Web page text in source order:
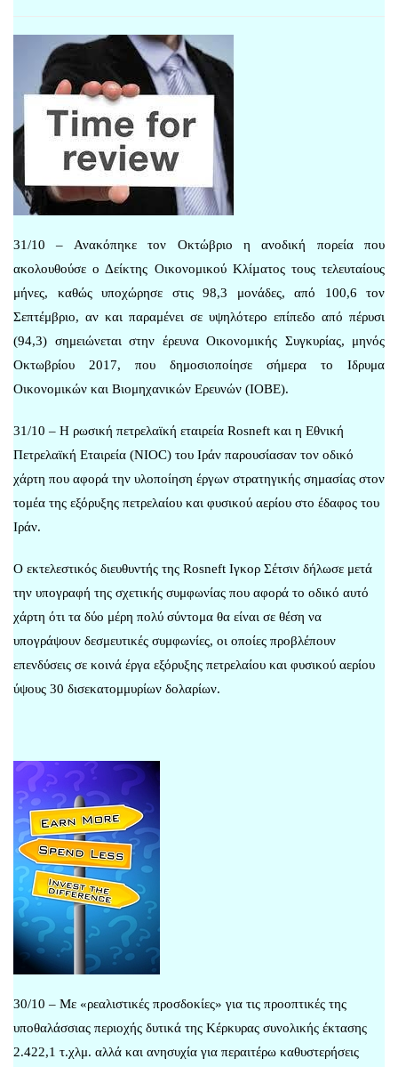
31/10 – Ανακόπηκε τον Οκτώβριο η ανοδική πορεία που
ακολουθούσε ο Δείκτης Οικονομικού Κλίµατος τους τελευταίους
μήνες, καθώς υποχώρησε στις 98,3 μονάδες, από 100,6 τον
Σεπτέμβριο, αν και παραμένει σε υψηλότερο επίπεδο από πέρυσι
(94,3) σημειώνεται στην έρευνα Οικονομικής Συγκυρίας, μηνός
Οκτωβρίου 2017, που δημοσιοποίησε σήμερα το Ιδρυμα
Οικονομικών και Βιομηχανικών Ερευνών (ΙΟΒΕ).
31/10 – Η ρωσική πετρελαϊκή εταιρεία Rosneft και η Εθνική
Πετρελαϊκή Εταιρεία (NIOC) του Ιράν παρουσίασαν τον οδικό
χάρτη που αφορά την υλοποίηση έργων στρατηγικής σημασίας στον
τομέα της εξόρυξης πετρελαίου και φυσικού αερίου στο έδαφος του
Ιράν.
Ο εκτελεστικός διευθυντής της Rosneft Ιγκορ Σέτσιν δήλωσε μετά
την υπογραφή της σχετικής συμφωνίας που αφορά το οδικό αυτό
χάρτη ότι τα δύο μέρη πολύ σύντομα θα είναι σε θέση να
υπογράψουν δεσμευτικές συμφωνίες, οι οποίες προβλέπουν
επενδύσεις σε κοινά έργα εξόρυξης πετρελαίου και φυσικού αερίου
ύψους 30 δισεκατομμυρίων δολαρίων.
30/10 – Με «ρεαλιστικές προσδοκίες» για τις προοπτικές της
υποθαλάσσιας περιοχής δυτικά της Κέρκυρας συνολικής έκτασης
2.422,1 τ.χλμ. αλλά και ανησυχία για περαιτέρω καθυστερήσεις